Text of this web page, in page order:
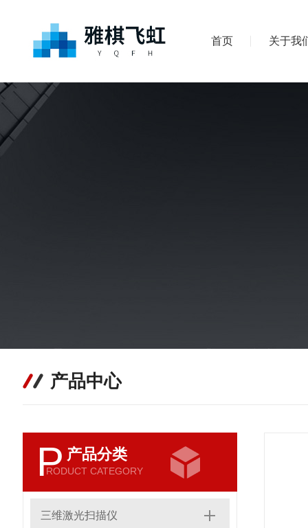
首页 关于我
产品中心
P 产品分类
RODUCT CATEGORY
三维激光扫描仪